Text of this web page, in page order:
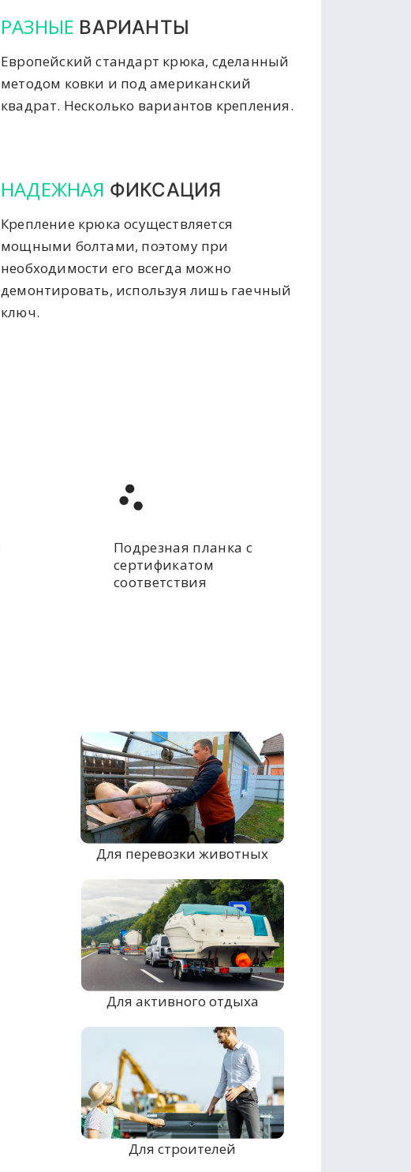
РАЗНЫЕ ВАРИАНТЫ
Европейский стандарт крюка, сделанный
методом ковки и под американский
квадрат. Несколько вариантов крепления.
НАДЕЖНАЯ ФИКСАЦИЯ
Крепление крюка осуществляется
мощными болтами, поэтому при
необходимости его всегда можно
демонтировать, используя лишь гаечный
ключ.
Подрезная планка с
сертификатом
соответствия
Для перевозки животных
Для активного отдыха
Для строителей